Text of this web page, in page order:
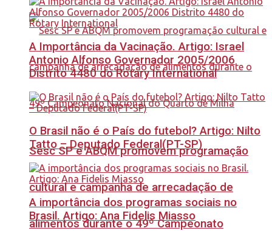
Sesc SP e ABQM promovem programação
cultural e campanha de arrecadação de
alimentos durante o 49º Campeonato
A Importância da Vacinação. Artigo: Israel
Antonio Alfonso Governador 2005/2006
Distrito 4480 do Rotary International
O Brasil não é o País do futebol? Artigo: Nilto
Tatto – Deputado Federal(PT-SP)
A importância dos programas sociais no
Brasil. Artigo: Ana Fidelis Miasso